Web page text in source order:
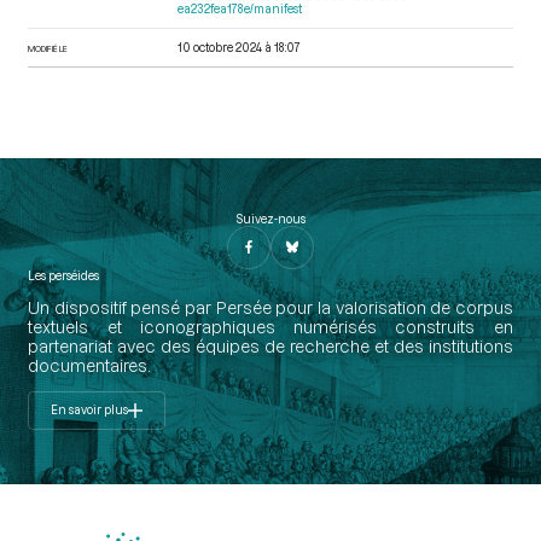
séance du 29 juin 1791 [Déroulement des séances]
Beauharnais Alexandre François, vicomte de
ea232fea178e/manifest
MODIFIÉ LE 10 octobre 2024 à 18:07
Suivez-nous
Les perséides
Un dispositif pensé par Persée pour la valorisation de corpus
textuels et iconographiques numérisés construits en
partenariat avec des équipes de recherche et des institutions
documentaires.
En savoir plus